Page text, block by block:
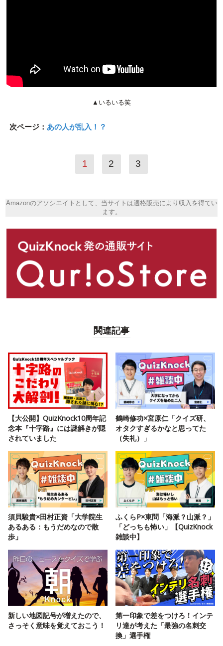
▲いるいる笑
次ページ： あの人が乱入！？
1 2 3
Amazonのアソシエイトとして、当サイトは適格販売により収入を得てい
ます。
関連記事
【大公開】QuizKnock10周年記
念本『十字路』には謎解きが隠
されていました
鶴崎修功×宮原仁「クイズ研、
オタクすぎるかなと思ってた
（失礼）」
須貝駿貴×田村正資「大学院生
あるある：もうだめなので散
歩」
ふくらP×東問「海派？山派？」
「どっちも怖い」【QuizKnock
雑談中】
新しい地図記号が増えたので、
さっそく意味を覚えておこう！
第一印象で差をつけろ！インテ
リ達が考えた「最強の名刺交
換」選手権